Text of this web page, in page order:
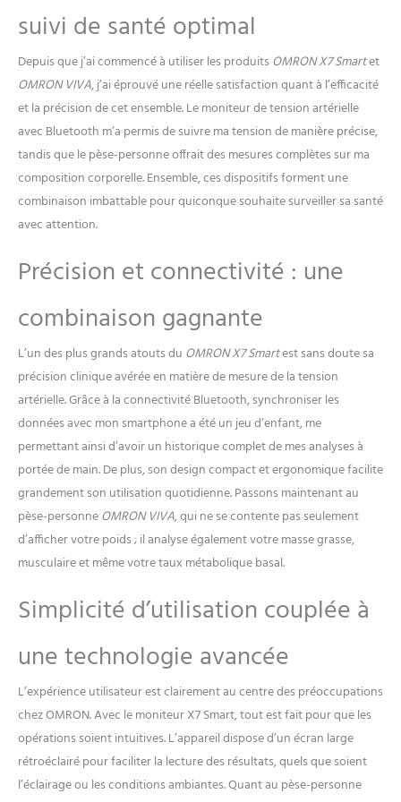
l’application OMRON
Connect Les données de la
balance de précision
OMRON HN300T2 peuvent
être combinées avec
d’autres mesures de santé,
comme la tension artérielle,
provenant d’autres appareils
OMRON Ce balance pèse
personne supporte 2
utilisateurs et inclut un
aux invités de suivre
suivi de santé optimal
Depuis que j’ai commencé à utiliser les produitsOMRON X7 Smartet
OMRON VIVA, j’ai éprouvé une réelle satisfaction quant à l’efficacité
et la précision de cet ensemble. Le moniteur de tension artérielle
avec Bluetooth m’a permis de suivre ma tension de manière précise,
tandis que le pèse-personne offrait des mesures complètes sur ma
composition corporelle. Ensemble, ces dispositifs forment une
combinaison imbattable pour quiconque souhaite surveiller sa santé
avec attention.
Précision et connectivité : une
combinaison gagnante
L’un des plus grands atouts du OMRON X7 Smartest sans doute sa
précision clinique avérée en matière de mesure de la tension
artérielle. Grâce à la connectivité Bluetooth, synchroniser les
données avec mon smartphone a été un jeu d’enfant, me
permettant ainsi d’avoir un historique complet de mes analyses à
portée de main. De plus, son design compact et ergonomique facilite
grandement son utilisation quotidienne. Passons maintenant au
pèse-personneOMRON VIVA, qui ne se contente pas seulement
d’afficher votre poids ; il analyse également votre masse grasse,
musculaire et même votre taux métabolique basal.
Simplicité d’utilisation couplée à
une technologie avancée
L’expérience utilisateur est clairement au centre des préoccupations
chez OMRON. Avec le moniteur X7 Smart, tout est fait pour que les
opérations soient intuitives. L’appareil dispose d’un écran large
rétroéclairé pour faciliter la lecture des résultats, quels que soient
l’éclairage ou les conditions ambiantes. Quant au pèse-personne